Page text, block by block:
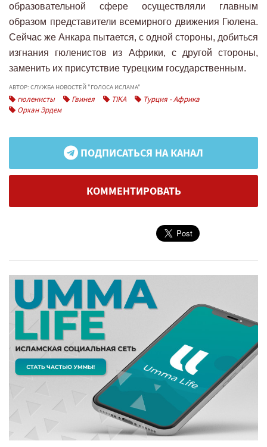
образовательной сфере осуществляли главным
образом представители всемирного движения Гюлена.
Сейчас же Анкара пытается, с одной стороны, добиться
изгнания гюленистов из Африки, с другой стороны,
заменить их присутствие турецким государственным.
АВТОР: СЛУЖБА НОВОСТЕЙ "ГОЛОСА ИСЛАМА"
гюленисты Гвинея TIKA
Турция - Африка
Орхан Эрдем
ПОДПИСАТЬСЯ НА КАНАЛ
КОММЕНТИРОВАТЬ